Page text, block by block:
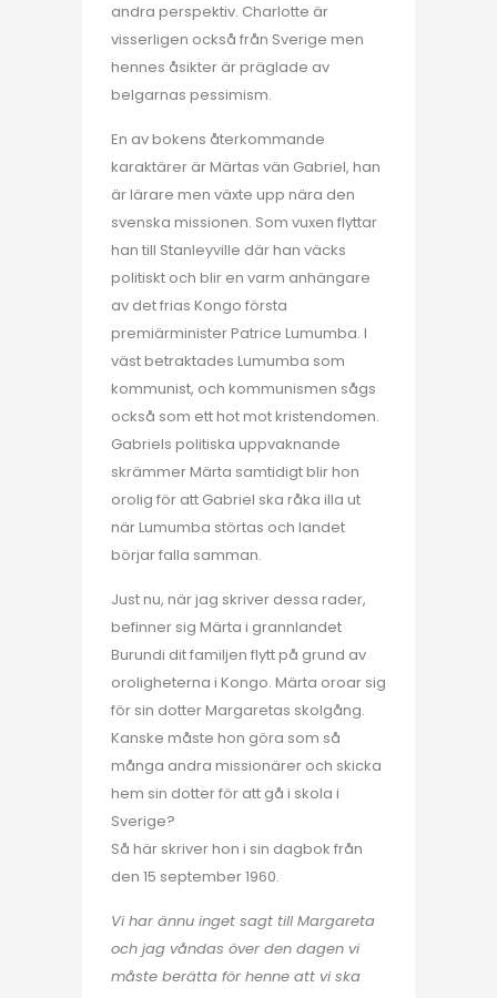
andra perspektiv. Charlotte är
visserligen också från Sverige men
hennes åsikter är präglade av
belgarnas pessimism.
En av bokens återkommande
karaktärer är Märtas vän Gabriel, han
är lärare men växte upp nära den
svenska missionen. Som vuxen flyttar
han till Stanleyville där han väcks
politiskt och blir en varm anhängare
av det frias Kongo första
premiärminister Patrice Lumumba. I
väst betraktades Lumumba som
kommunist, och kommunismen sågs
också som ett hot mot kristendomen.
Gabriels politiska uppvaknande
skrämmer Märta samtidigt blir hon
orolig för att Gabriel ska råka illa ut
när Lumumba störtas och landet
börjar falla samman.
Just nu, när jag skriver dessa rader,
befinner sig Märta i grannlandet
Burundi dit familjen flytt på grund av
oroligheterna i Kongo. Märta oroar sig
för sin dotter Margaretas skolgång.
Kanske måste hon göra som så
många andra missionärer och skicka
hem sin dotter för att gå i skola i
Sverige?
Så här skriver hon i sin dagbok från
den 15 september 1960.
Vi har ännu inget sagt till Margareta
och jag våndas över den dagen vi
måste berätta för henne att vi ska